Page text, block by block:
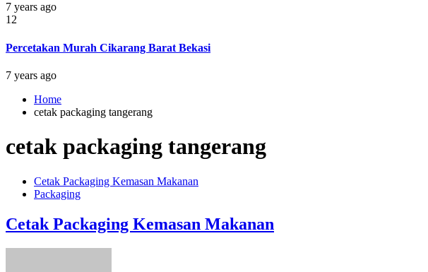
7 years ago
12
Percetakan Murah Cikarang Barat Bekasi
7 years ago
Home
cetak packaging tangerang
cetak packaging tangerang
Cetak Packaging Kemasan Makanan
Packaging
Cetak Packaging Kemasan Makanan